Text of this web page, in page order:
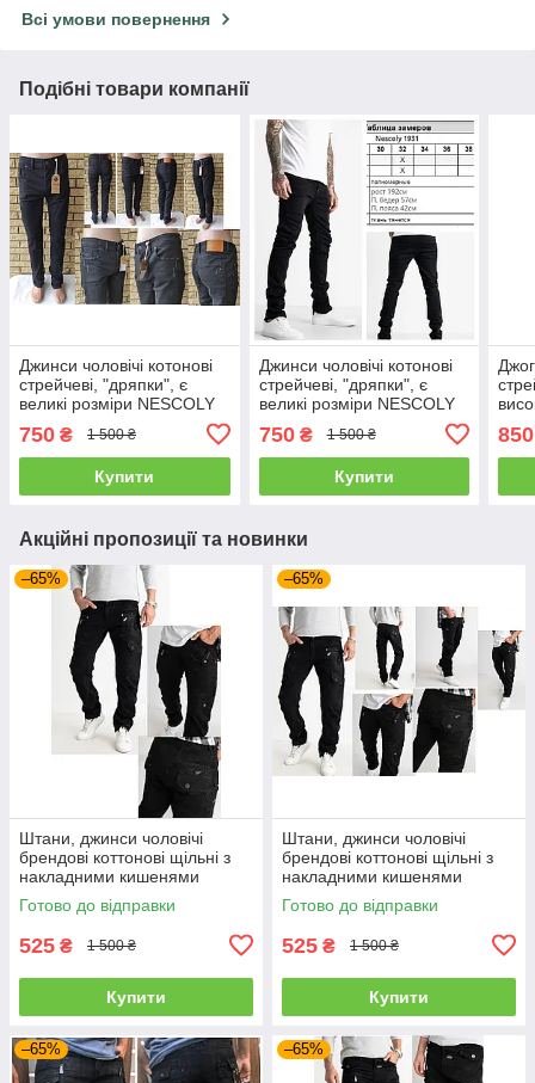
Всі умови повернення
Подібні товари компанії
Джинси чоловічі котонові
стрейчеві, "дряпки", є
великі розміри NESCOLY
750 ₴ 1 500 ₴
Купити
Джинси чоловічі котонові
стрейчеві, "дряпки", є
великі розміри NESCOLY
750₴ 1 500 ₴
Купити
850
Акційні пропозиції та новинки
–65%
Штани, джинси чоловічі
брендові коттонові щільні з
накладними кишенями
"карго" MIGACH, Туреччина
Готово до відправки
525 ₴ 1 500 ₴
Купити
–65%
Штани, джинси чоловічі
брендові коттонові щільні з
накладними кишенями
"карго" MIGACH, Туреччина
Готово до відправки
525 ₴ 1 500 ₴
Купити
–65% –65%